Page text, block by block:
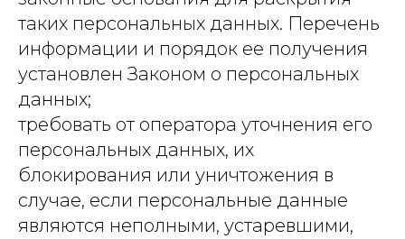
таких персональных данных. Перечень
информации и порядок ее получения
установлен Законом о персональных
данных;
требовать от оператора уточнения его
персональных данных, их
блокирования или уничтожения в
случае, если персональные данные
являются неполными, устаревшими,